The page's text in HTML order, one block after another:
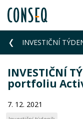
INVESTIČNÍ
portfoliu
7. 12. 2021